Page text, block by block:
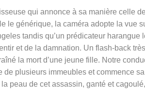
qui annonce à sa manière celle de
le générique, la caméra adopte la vue
tandis qu’un prédicateur
et de la damnation. Un flash-back
la mort d’une jeune fille. Notre
de plusieurs immeubles et commence
peau de cet assassin, ganté et